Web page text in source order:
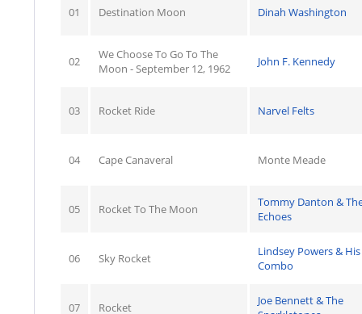
01 Destination Moon Dinah Washington
02
We Choose To Go To The
Moon - September 12, 1962
John F. Kennedy
03 Rocket Ride Narvel Felts
04 Cape Canaveral Monte Meade
05 Rocket To The Moon
Tommy Danton &
Echoes
06 Sky Rocket
Lindsey Powers & His
Combo
07 Rocket
Joe Bennett & The